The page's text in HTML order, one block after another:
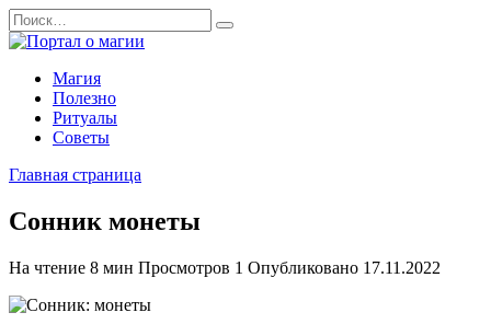
Перейти
к
содержанию
Search
for:
Магия
Полезно
Ритуалы
Советы
Главная страница
Сонник монеты
На чтение 8 мин Просмотров 1 Опубликовано 17.11.2022